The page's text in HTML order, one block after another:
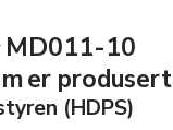
MD011-10
er produsert
(HDPS)